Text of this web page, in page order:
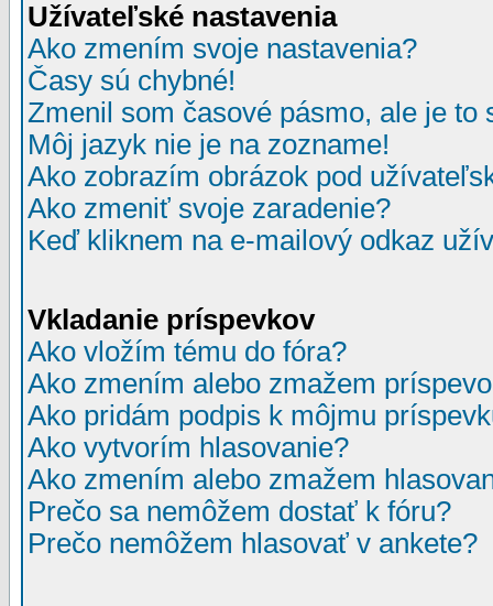
Užívateľské nastavenia
Ako zmením svoje nastavenia?
Časy sú chybné!
Zmenil som časové pásmo, ale je to
Môj jazyk nie je na zozname!
Ako zobrazím obrázok pod
Ako zmeniť svoje zaradenie?
Keď kliknem na e-mailový odkaz
Vkladanie príspevkov
Ako vložím tému do fóra?
Ako zmením alebo zmažem
Ako pridám podpis k môjmu
Ako vytvorím hlasovanie?
Ako zmením alebo zmažem
Prečo sa nemôžem dostať k fóru?
Prečo nemôžem hlasovať v ankete?